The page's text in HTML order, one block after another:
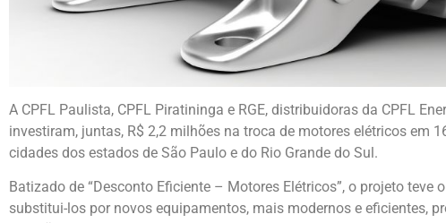
A CPFL Paulista, CPFL Piratininga e RGE, distribuidoras da CPFL
investiram, juntas, R$ 2,2 milhões na troca de motores elétricos em
cidades dos estados de São Paulo e do Rio Grande do Sul.
Batizado de “Desconto Eficiente – Motores Elétricos”, o projeto
substitui-los por novos equipamentos, mais modernos e eficientes,